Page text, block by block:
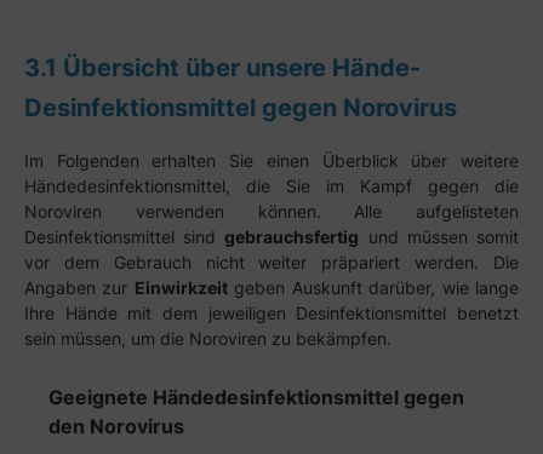
3.1 Übersicht über unsere Hände-
Desinfektionsmittel gegen Norovirus
Im Folgenden erhalten Sie einen Überblick über weitere
Händedesinfektionsmittel, die Sie im Kampf gegen die
Noroviren verwenden können. Alle aufgelisteten
Desinfektionsmittel sindgebrauchsfertig und müssen somit
vor dem Gebrauch nicht weiter präpariert werden. Die
Angaben zur Einwirkzeitgeben Auskunft darüber, wie lange
Ihre Hände mit dem jeweiligen Desinfektionsmittel benetzt
sein müssen, um die Noroviren zu bekämpfen.
Produktgalerie überspringen
Geeignete Händedesinfektionsmittel gegen
den Norovirus